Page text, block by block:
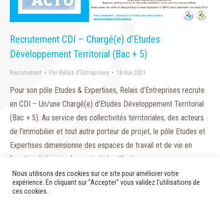
Recrutement CDI – Chargé(e) d’Etudes
Développement Territorial (Bac + 5)
Recrutement Par Relais d'Entreprises 18 mai 2021
Pour son pôle Etudes & Expertises, Relais d’Entreprises recrute
en CDI – Un/une Chargé(e) d’Etudes Développement Territorial
(Bac + 5). Au service des collectivités territoriales, des acteurs
de l’immobilier et tout autre porteur de projet, le pôle Etudes et
Expertises dimensionne des espaces de travail et de vie en
fonction du besoin des potentiels utilisateurs…
Nous utilisons des cookies sur ce site pour améliorer votre
expérience. En cliquant sur "Accepter" vous validez l'utilisations de
ces cookies.